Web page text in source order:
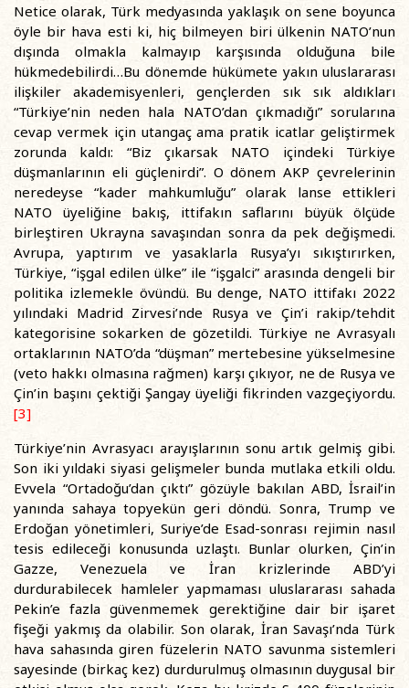
Netice olarak, Türk medyasında yaklaşık on sene boyunca
öyle bir hava esti ki, hiç bilmeyen biri ülkenin NATO’nun
dışında olmakla kalmayıp karşısında olduğuna bile
hükmedebilirdi…Bu dönemde hükümete yakın uluslararası
ilişkiler akademisyenleri, gençlerden sık sık aldıkları
“Türkiye’nin neden hala NATO’dan çıkmadığı” sorularına
cevap vermek için utangaç ama pratik icatlar geliştirmek
zorunda kaldı: “Biz çıkarsak NATO içindeki Türkiye
düşmanlarının eli güçlenirdi”. O dönem AKP çevrelerinin
neredeyse “kader mahkumluğu” olarak lanse ettikleri
NATO üyeliğine bakış, ittifakın saflarını büyük ölçüde
birleştiren Ukrayna savaşından sonra da pek değişmedi.
Avrupa, yaptırım ve yasaklarla Rusya’yı sıkıştırırken,
Türkiye, “işgal edilen ülke” ile “işgalci” arasında dengeli bir
politika izlemekle övündü. Bu denge, NATO ittifakı 2022
yılındaki Madrid Zirvesi’nde Rusya ve Çin’i rakip/tehdit
kategorisine sokarken de gözetildi. Türkiye ne Avrasyalı
ortaklarının NATO’da “düşman” mertebesine yükselmesine
(veto hakkı olmasına rağmen) karşı çıkıyor, ne de Rusya ve
Çin’in başını çektiği Şangay üyeliği fikrinden vazgeçiyordu.
[3]
Türkiye’nin Avrasyacı arayışlarının sonu artık gelmiş gibi.
Son iki yıldaki siyasi gelişmeler bunda mutlaka etkili oldu.
Evvela “Ortadoğu’dan çıktı” gözüyle bakılan ABD, İsrail’in
yanında sahaya topyekün geri döndü. Sonra, Trump ve
Erdoğan yönetimleri, Suriye’de Esad-sonrası rejimin nasıl
tesis edileceği konusunda uzlaştı. Bunlar olurken, Çin’in
Gazze, Venezuela ve İran krizlerinde ABD’yi
durdurabilecek hamleler yapmaması uluslararası sahada
Pekin’e fazla güvenmemek gerektiğine dair bir işaret
fişeği yakmış da olabilir. Son olarak, İran Savaşı’nda Türk
hava sahasında giren füzelerin NATO savunma sistemleri
sayesinde (birkaç kez) durdurulmuş olmasının duygusal bir